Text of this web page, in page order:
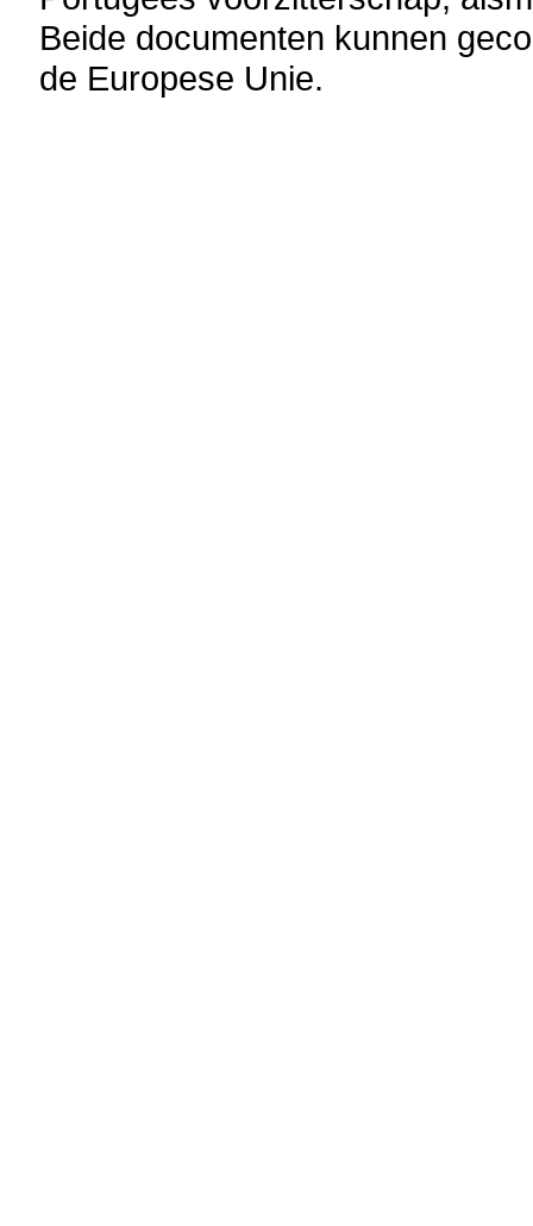
Beide documenten kunnen
de Europese Unie.